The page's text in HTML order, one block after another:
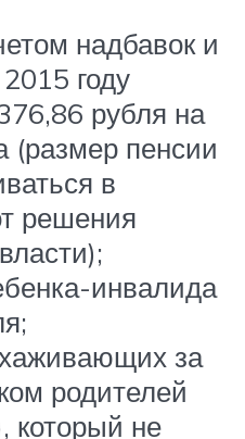
надбавок и
году
рубля на
(размер пенсии
в
решения
инвалида
за
родителей
который не